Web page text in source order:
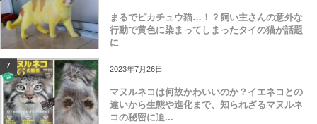
まるでピカチュウ猫…！？飼い主さんの意外な
行動で黄色に染まってしまったタイの猫が話題
に
7 2023年7月26日
マヌルネコは何故かわいいのか？イエネコとの
違いから生態や進化まで、知られざるマヌルネ
コの秘密に迫...